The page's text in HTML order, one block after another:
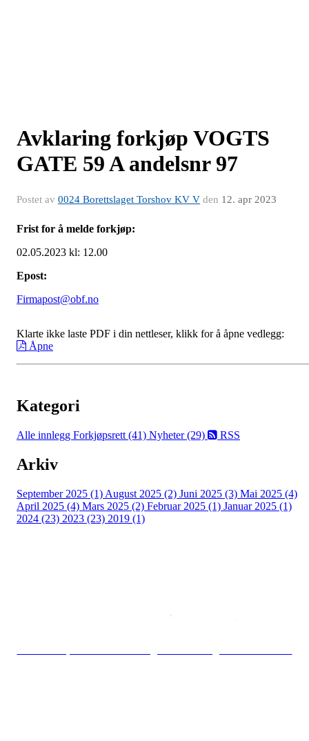
Avklaring forkjøp VOGTS
GATE 59 A andelsnr 97
Postet av 0024 Borettslaget Torshov KV V den 12. apr 2023
Frist for å melde forkjøp:
02.05.2023 kl: 12.00
Epost:
Firmapost@obf.no
Klarte ikke laste PDF i din nettleser, klikk for å åpne vedlegg:
Åpne
Kategori
Alle innlegg Forkjøpsrett (41) Nyheter (29) RSS
Arkiv
September 2025 (1) August 2025 (2) Juni 2025 (3) Mai 2025 (4)
April 2025 (4) Mars 2025 (2) Februar 2025 (1) Januar 2025 (1)
2024 (23) 2023 (23) 2019 (1)